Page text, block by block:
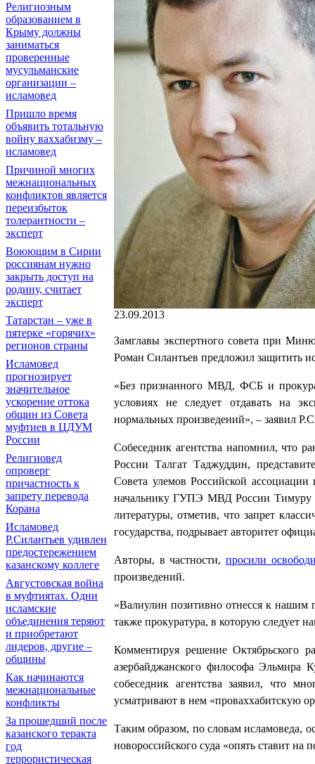
Религиозным
образованием в
Крыму должны
заниматься
проверенные
мусульманские
организации –
исламовед
Пришло время
объявить тотальную
войну ваххабизму –
исламовед
Причиной многих
межнациональных
конфликтов является
переизбыток
толерантности –
эксперт
Воюющим в Сирии
россиянам нужно
закрыть доступ на
родину, считает
эксперт
Татарстан – уже в
пятерке «горячих»
регионов страны
Исламовед
прогнозирует
значительное
ускорение оттока
общин из Совета
муфтиев в ЦДУМ
России
Религиовед
опроверг
причастность к
запрету перевода
Корана
Исламовед
Р.Силантьев удивлен
предостережением
казанскому коллеге
Августовская война
в муфтиятах. Одни
исламские
объединения теряют
и приобретают
лидеров, другие –
общины
Как начинаются
межнациональные
конфликты
За прошедший после
казанского теракта
год
террористическая
23.09.2013
Замглавы экспертного совета при
Роман Силантьев предложил защитить
«Без признанного МВД, ФСБ и
условиях не следует отдавать на
нормальных произведений», – заявил
Собеседник агентства напомнил, что
России Талгат Таджуддин,
Совета улемов Российской
начальнику ГУПЭ МВД России Тимуру
литературы, отметив, что запрет
государства, подрывает авторитет
Авторы, в частности,просили
произведений.
«Валиулин позитивно отнесся к нашим
также прокуратура, в которую следует
Комментируя решение Октябрьского
азербайджанского философа Эльмира
собеседник агентства заявил, что
усматривают в нем «проваххабитскую
Таким образом, по словам исламоведа,
новороссийского суда «опять ставит на